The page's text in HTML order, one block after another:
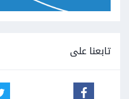
تابعنا على